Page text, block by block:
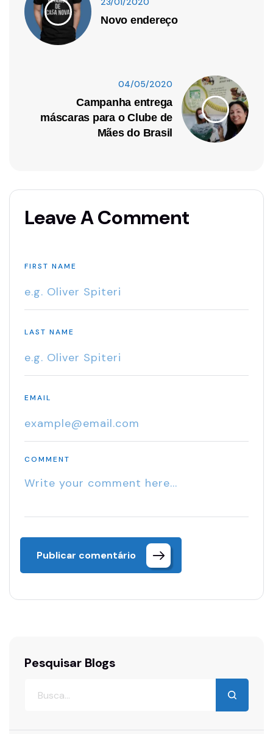
Novo endereço
04/05/2020
Campanha entrega
máscaras para o Clube de
Mães do Brasil
Leave A Comment
FIRST NAME
LAST NAME
EMAIL
COMMENT
Publicar comentário
Pesquisar Blogs